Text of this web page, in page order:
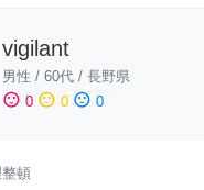
vigilant
男性 / 60代 / 長野県
sentiment_satisfied 0 sentiment_neutral 0 sentiment_dissatisfied 0
頓